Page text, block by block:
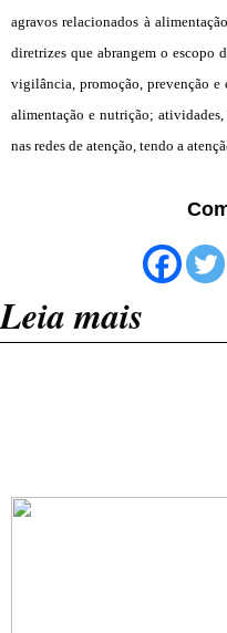
agravos relacionados à
diretrizes que abrangem o escopo
vigilância, promoção, prevenção e
alimentação e nutrição; atividades,
nas redes de atenção, tendo a
Leia mais